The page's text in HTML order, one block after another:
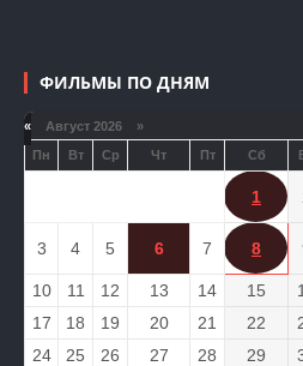
ФИЛЬМЫ ПО ДНЯМ
« Август 2026 »
Пн
Вт Ср Чт Пт Сб
1
3 4 5 6 7 8
10 11 12 13 14 15
17
18 19 20 21 22
24
25 26 27 28 29